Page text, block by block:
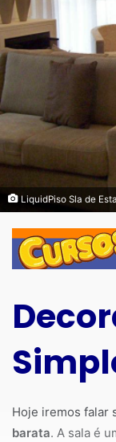
LiquidPiso Sla de
Hoje iremos falar
barata. A sala é